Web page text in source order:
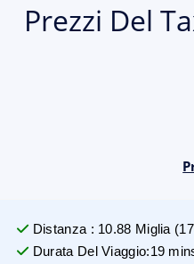
Prezzi Del
Distanza : 10.88 Miglia (
Durata Del Viaggio:19